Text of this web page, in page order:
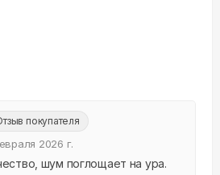
покупателя
2026 г.
шум поглощает на ура.